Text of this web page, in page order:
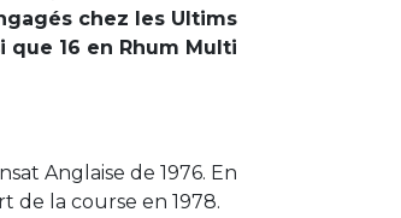
chez les Ultims
que 16 en Rhum Multi
Anglaise de 1976. En
de la course en 1978.